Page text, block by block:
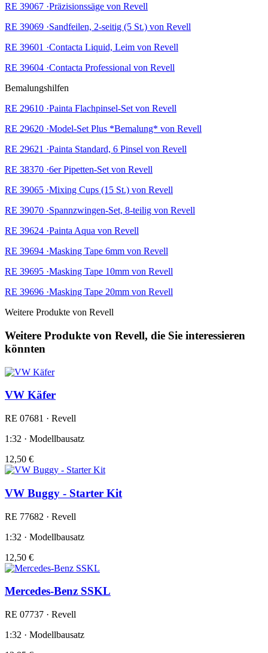
RE 39067 ·Präzisionssäge von Revell
RE 39069 ·Sandfeilen, 2-seitig (5 St.) von Revell
RE 39601 ·Contacta Liquid, Leim von Revell
RE 39604 ·Contacta Professional von Revell
Bemalungshilfen
RE 29610 ·Painta Flachpinsel-Set von Revell
RE 29620 ·Model-Set Plus *Bemalung* von Revell
RE 29621 ·Painta Standard, 6 Pinsel von Revell
RE 38370 ·6er Pipetten-Set von Revell
RE 39065 ·Mixing Cups (15 St.) von Revell
RE 39070 ·Spannzwingen-Set, 8-teilig von Revell
RE 39624 ·Painta Aqua von Revell
RE 39694 ·Masking Tape 6mm von Revell
RE 39695 ·Masking Tape 10mm von Revell
RE 39696 ·Masking Tape 20mm von Revell
Weitere Produkte von Revell
Weitere Produkte von Revell, die Sie interessieren
könnten
VW Käfer
RE 07681 · Revell
1:32 · Modellbausatz
12,50 €
VW Buggy - Starter Kit
RE 77682 · Revell
1:32 · Modellbausatz
12,50 €
Mercedes-Benz SSKL
RE 07737 · Revell
1:32 · Modellbausatz